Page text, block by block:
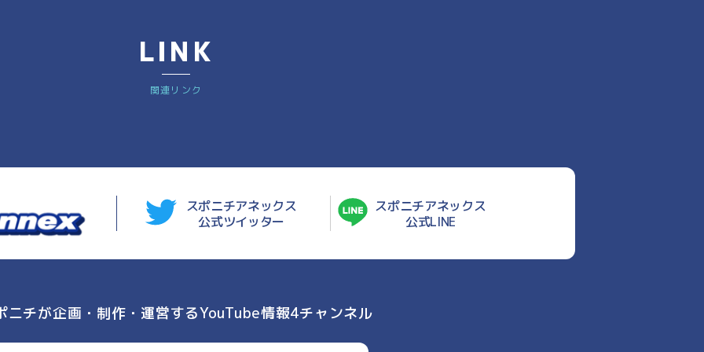
LINK
関連リンク
スポニチアネックス
公式ツイッター
スポニチアネックス
公式LINE
ニチが企画・制作・運営するYouTube情報4チャンネル